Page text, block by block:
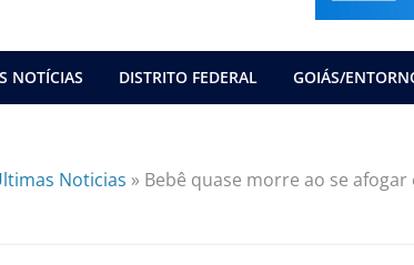
NOTÍCIAS DISTRITO FEDERAL GOIÁS/
Noticias » Bebê quase morre ao se